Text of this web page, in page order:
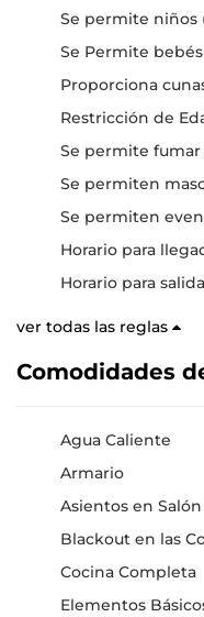
Se permite niños
Se Permite
Proporciona
Restricción de
Se permite
Se permiten
Se permiten
Horario para
Horario para
ver todas las reglas
Comodidades
Agua Caliente
Armario
Asientos en
Blackout en las
Cocina Completa
Elementos